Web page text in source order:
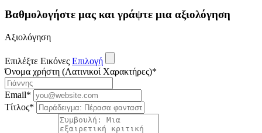
Βαθμολογήστε μας και γράψτε μια αξιολόγηση
Αξιολόγηση
Επιλέξτε Εικόνες Επιλογή
Όνομα χρήστη (Λατινικοί Χαρακτήρες)*
Email*
Τίτλος*